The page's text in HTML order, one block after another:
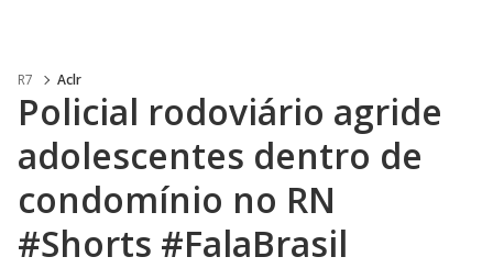
R7 Aclr
Policial rodoviário agride
adolescentes dentro de
condomínio no RN
#Shorts #FalaBrasil